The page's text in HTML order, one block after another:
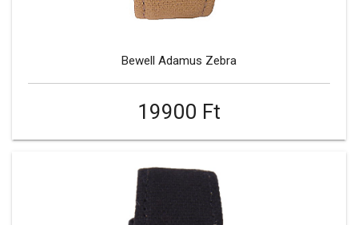
Bewell Adamus Zebra
19900 Ft